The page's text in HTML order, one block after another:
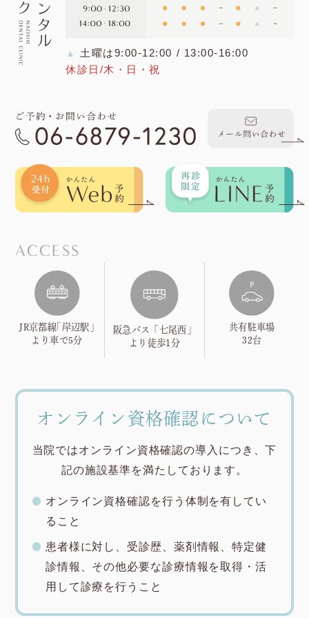
▲
土曜は9:00-12:00 / 13:00-16:00
休診日/木・日・祝
ACCESS
JR京都線｢岸辺駅｣
より車で5分
阪急バス「七尾西」
より徒歩1分
共有駐車場
32台
オンライン資格確認について
当院ではオンライン資格確認の導入につき、下
記の施設基準を満たしております。
オンライン資格確認を行う体制を有してい
ること
患者様に対し、受診歴、薬剤情報、特定健
診情報、その他必要な診療情報を取得・活
用して診療を行うこと